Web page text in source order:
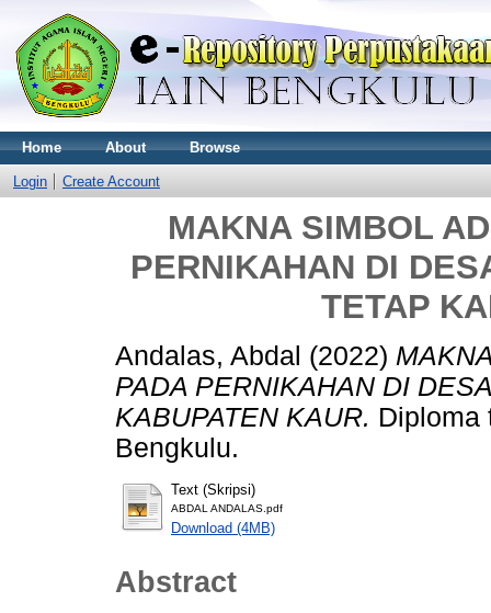
Home About Browse
Login Create Account
MAKNA SIMBOL
PERNIKAHAN DI
TETAP
Andalas, Abdal (2022)
PADA PERNIKAHAN DI
KABUPATEN KAUR. Diploma
Bengkulu.
Text (Skripsi)
ABDAL ANDALAS.pdf
Download (4MB)
Abstract